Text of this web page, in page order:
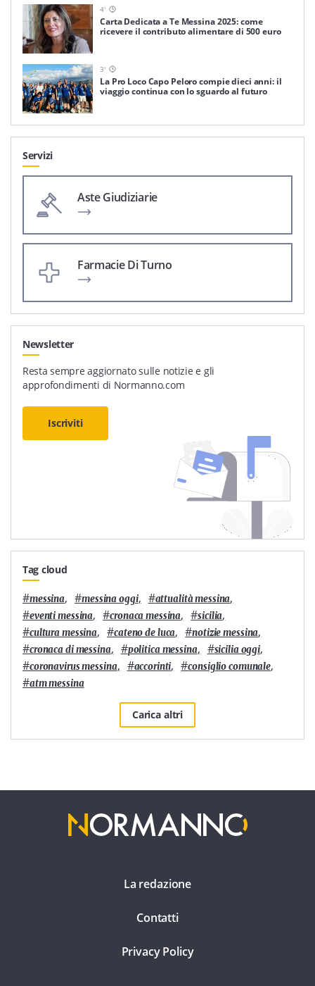
4'
Carta Dedicata a Te Messina 2025: come
ricevere il contributo alimentare di 500 euro
3'
La Pro Loco Capo Peloro compie dieci anni: il
viaggio continua con lo sguardo al futuro
Servizi
Aste Giudiziarie
Farmacie Di Turno
Newsletter
Resta sempre aggiornato sulle notizie e gli
approfondimenti di Normanno.com
Iscriviti
Tag cloud
#messina, #messina oggi, #attualità messina,
#eventi messina, #cronaca messina, #sicilia,
#cultura messina, #cateno de luca, #notizie messina,
#cronaca di messina, #politica messina, #sicilia oggi,
#coronavirus messina, #accorinti, #consiglio comunale,
#atm messina
Carica altri
La redazione
Contatti
Privacy Policy